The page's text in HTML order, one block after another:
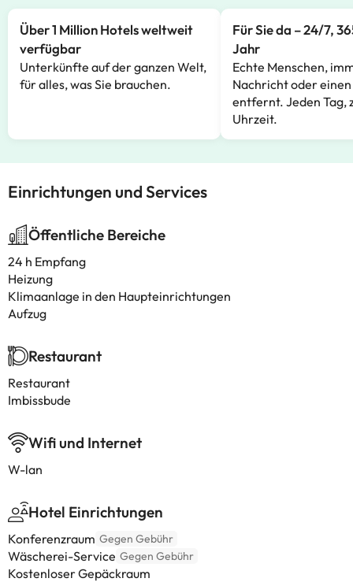
Über 1 Million Hotels weltweit
verfügbar
Unterkünfte auf der ganzen Welt,
für alles, was Sie brauchen.
Für Sie da – 24/7,
Jahr
Echte Menschen,
Nachricht oder
entfernt. Jeden Tag,
Uhrzeit.
Einrichtungen und Services
Öffentliche Bereiche
24 h Empfang
Heizung
Klimaanlage in den Haupteinrichtungen
Aufzug
Restaurant
Restaurant
Imbissbude
Wifi und Internet
W-lan
Hotel Einrichtungen
Konferenzraum Gegen Gebühr
Wäscherei-Service Gegen Gebühr
Kostenloser Gepäckraum